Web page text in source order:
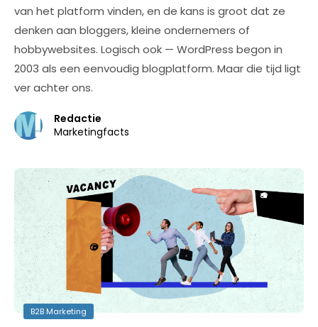
van het platform vinden, en de kans is groot dat ze
denken aan bloggers, kleine ondernemers of
hobbywebsites. Logisch ook — WordPress begon in
2003 als een eenvoudig blogplatform. Maar die tijd ligt
ver achter ons.
Redactie
Marketingfacts
B2B Marketing